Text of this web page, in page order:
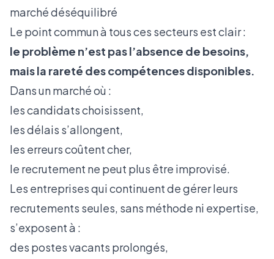
marché déséquilibré
Le point commun à tous ces secteurs est clair :
le problème n’est pas l’absence de besoins,
mais la rareté des compétences disponibles.
Dans un marché où :
les candidats choisissent,
les délais s’allongent,
les erreurs coûtent cher,
le recrutement ne peut plus être improvisé.
Les entreprises qui continuent de gérer leurs
recrutements seules, sans méthode ni expertise,
s’exposent à :
des postes vacants prolongés,